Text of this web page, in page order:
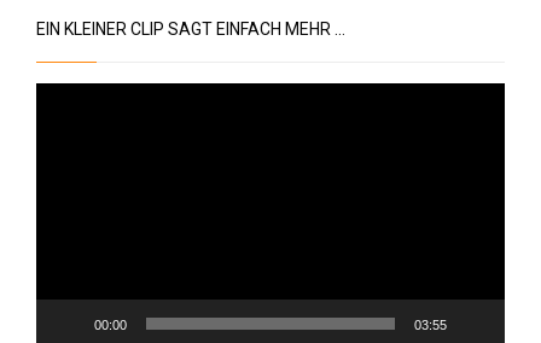
EIN KLEINER CLIP SAGT EINFACH MEHR …
00:00 03:55